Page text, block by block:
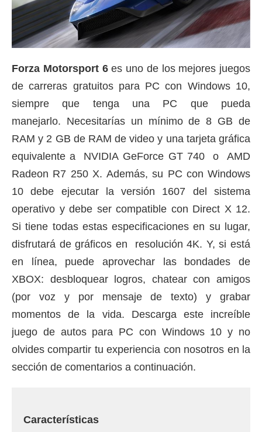
Forza Motorsport 6es uno de los mejores juegos
de carreras gratuitos para PC con Windows 10,
siempre que tenga una PC que pueda
manejarlo. Necesitarías un mínimo de 8 GB de
RAM y 2 GB de RAM de video y una tarjeta gráfica
equivalente a NVIDIA GeForce GT 740oAMD
Radeon R7 250 X. Además, su PC con Windows
10 debe ejecutar la versión 1607 del sistema
operativo y debe ser compatible con Direct X 12.
Si tiene todas estas especificaciones en su lugar,
disfrutará de gráficos en resolución 4K. Y, si está
en línea, puede aprovechar las bondades de
XBOX: desbloquear logros, chatear con amigos
(por voz y por mensaje de texto) y grabar
momentos de la vida. Descarga este increíble
juego de autos para PC con Windows 10 y no
olvides compartir tu experiencia con nosotros en la
sección de comentarios a continuación.
Características